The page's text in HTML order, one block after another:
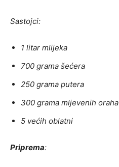
Sastojci:
1 litar mlijeka
700 grama šećera
250 grama putera
300 grama mljevenih oraha
5 većih oblatni
Priprema: